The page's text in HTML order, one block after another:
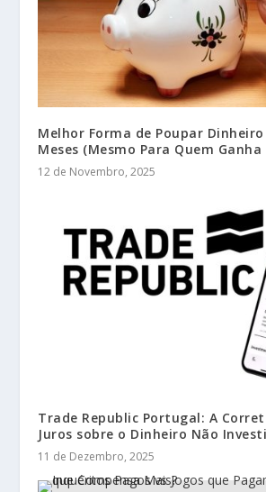
Melhor Forma de Poupar
Meses (Mesmo Para Quem Ganha
12 de Novembro, 2025
Trade Republic Portugal: A
Juros sobre o Dinheiro Não
11 de Dezembro, 2025